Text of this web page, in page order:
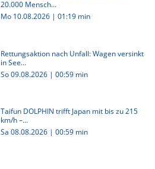
20.000 Mensch...
Mo 10.08.2026 | 01:19 min
Rettungsaktion nach Unfall: Wagen versinkt
in See...
So 09.08.2026 | 00:59 min
Taifun DOLPHIN trifft Japan mit bis zu 215
km/h –...
Sa 08.08.2026 | 00:59 min